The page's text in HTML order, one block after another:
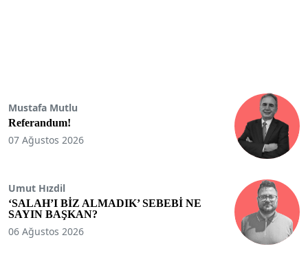
Mustafa Mutlu
Referandum!
07 Ağustos 2026
Umut Hızdil
‘SALAH’I BİZ ALMADIK’ SEBEBİ NE
SAYIN BAŞKAN?
06 Ağustos 2026